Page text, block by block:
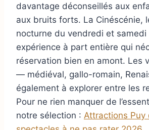
davantage déconseillés aux
aux bruits forts. La Cinéscénie,
nocturne du vendredi et samedi
expérience à part entière qui
réservation bien en amont. Les
— médiéval, gallo-romain,
également à explorer entre les
Pour ne rien manquer de
notre sélection : Attractions Puy